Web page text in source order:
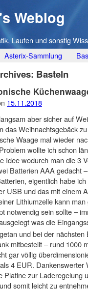
Weblog
Laufen und sonstig
Asterix-Sammlung
Basteln
15.11.2018
aber sicher auf
das Weihnachtsgebäck
Waage mal wieder
wollte ich schon
Idee wodurch man die 3
Batterien AAA gedacht
eigentlich habe
USB und das mit einem
Lithiumzelle kann
notwendig sein sollte –
was die
und bei der
mitbestellt – rund 1000
gar völlig
4 EUR. Dankenswerter
Platine zur Laderegelung
somit leicht zu